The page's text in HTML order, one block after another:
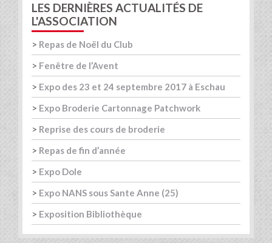
LES DERNIÈRES ACTUALITÉS DE
L'ASSOCIATION
> Repas de Noël du Club
> Fenêtre de l’Avent
> Expo des 23 et 24 septembre 2017 à Eschau
> Expo Broderie Cartonnage Patchwork
> Reprise des cours de broderie
> Repas de fin d’année
> Expo Dole
> Expo NANS sous Sante Anne (25)
> Exposition Bibliothèque